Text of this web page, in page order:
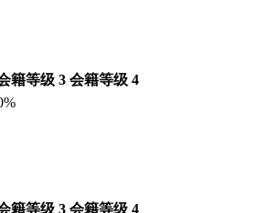
籍等级 3 会籍等级 4
籍等级 3 会籍等级 4